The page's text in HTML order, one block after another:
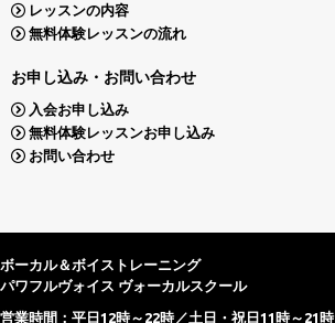
レッスンの内容
無料体験レッスンの流れ
お申し込み・お問い合わせ
入会お申し込み
無料体験レッスンお申し込み
お問い合わせ
ボーカル＆ボイストレーニング
パワフルヴォイス ヴォーカルスクール
営業時間：平日12時～22時／土日・祝日11時～21時